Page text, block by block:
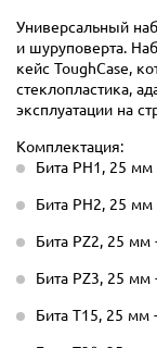
Универсальный
и шуруповерта.
кейс ToughCase,
стеклопластика,
эксплуатации на
Комплектация:
Бита PH1, 25 мм
Бита PH2, 25 мм
Бита PZ2, 25 мм
Бита PZ3, 25 мм
Бита T15, 25 мм